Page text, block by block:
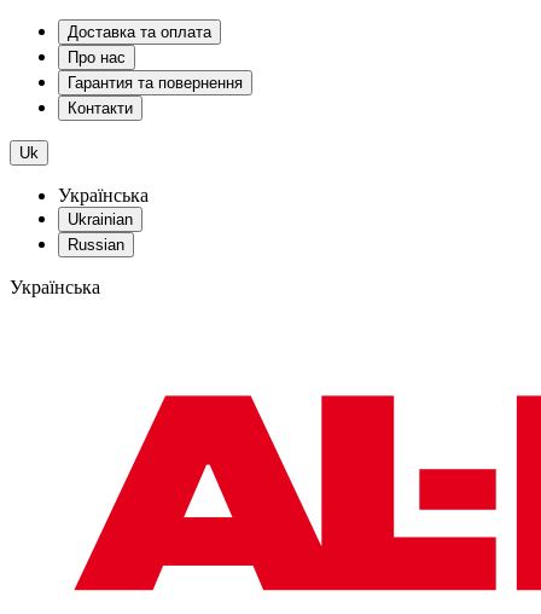
Доставка та оплата
Про нас
Гарантия та повернення
Контакти
Uk
Українська
Ukrainian
Russian
Українська